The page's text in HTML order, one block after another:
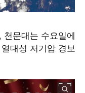
, 천문대는 수요일에
대성 저기압 경보